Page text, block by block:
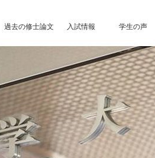
過去の修士論文 入試情報 学生の声